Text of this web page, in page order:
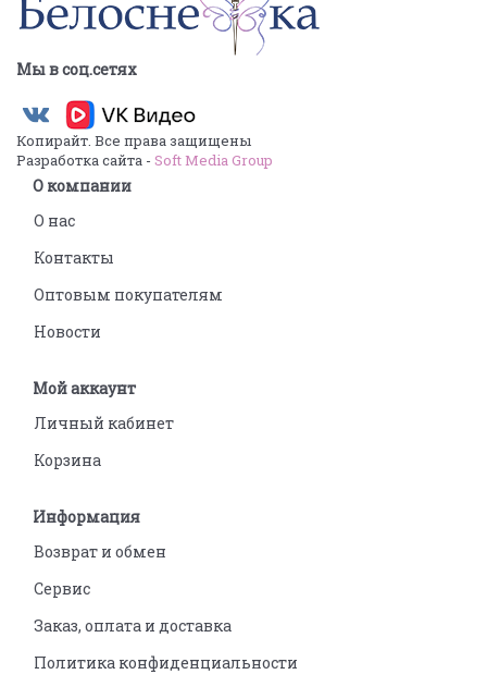
Мы в соц.сетях
Копирайт. Все права защищены
Разработка сайта - Soft Media Group
О компании
О нас
Контакты
Оптовым покупателям
Новости
Мой аккаунт
Личный кабинет
Корзина
Информация
Возврат и обмен
Сервис
Заказ, оплата и доставка
Политика конфиденциальности